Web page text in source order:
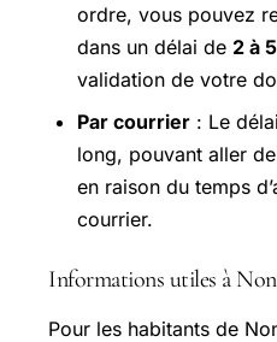
ordre, vous pouvez
dans un délai de 2 à
validation de votre
Par courrier : Le
long, pouvant aller de
en raison du temps
courrier.
Informations utiles à
Pour les habitants de